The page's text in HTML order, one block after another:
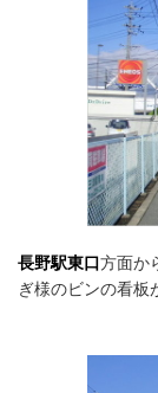
長野駅東口方面か
ぎ様のビンの看板